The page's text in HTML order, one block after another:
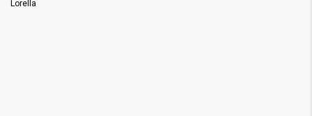
Lorella